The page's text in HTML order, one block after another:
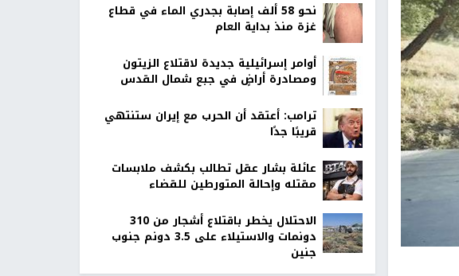
نحو 58 ألف إصابة بجدري الماء في قطاع
غزة منذ بداية العام
أوامر إسرائيلية جديدة لاقتلاع الزيتون
ومصادرة أراضٍ في جبع شمال القدس
ترامب: أعتقد أن الحرب مع إيران ستنتهي
قريبًا جدًا
عائلة بشار عقل تطالب بكشف ملابسات
مقتله وإحالة المتورطين للقضاء
الاحتلال يخطر باقتلاع أشجار من 310
دونمات والاستيلاء على 3.5 دونم جنوب
جنين